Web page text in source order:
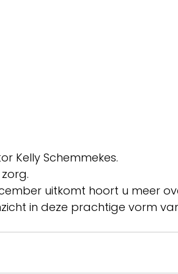
Kelly Schemmekes.
uitkomt hoort u meer
in deze prachtige vorm